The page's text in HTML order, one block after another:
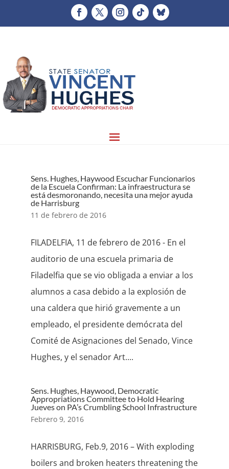
Sens. Hughes, Haywood Escuchar Funcionarios
de la Escuela Confirman: La infraestructura se
está desmoronando, necesita una mejor ayuda
de Harrisburg
11 de febrero de 2016
FILADELFIA, 11 de febrero de 2016 - En el
auditorio de una escuela primaria de
Filadelfia que se vio obligada a enviar a los
alumnos a casa debido a la explosión de
una caldera que hirió gravemente a un
empleado, el presidente demócrata del
Comité de Asignaciones del Senado, Vince
Hughes, y el senador Art....
Sens. Hughes, Haywood, Democratic
Appropriations Committee to Hold Hearing
Jueves on PA’s Crumbling School Infrastructure
Febrero 9, 2016
HARRISBURG, Feb.9, 2016 – With exploding
boilers and broken heaters threatening the